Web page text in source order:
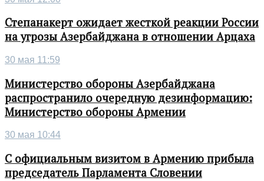
Степанакерт ожидает жесткой реакции России
на угрозы Азербайджана в отношении Арцаха
30 мая 11:59
Министерство обороны Азербайджана
распространило очередную дезинформацию:
Министерство обороны Армении
30 мая 10:44
С официальным визитом в Армению прибыла
председатель Парламента Словении